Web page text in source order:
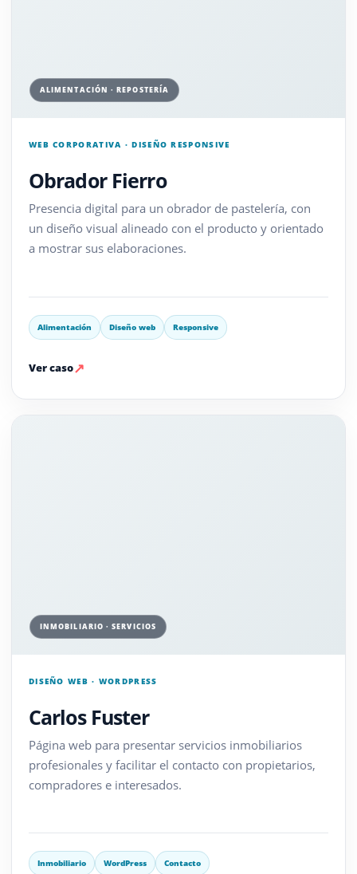
ALIMENTACIÓN · REPOSTERÍA
WEB CORPORATIVA · DISEÑO RESPONSIVE
Obrador Fierro
Presencia digital para un obrador de pastelería, con
un diseño visual alineado con el producto y orientado
a mostrar sus elaboraciones.
Alimentación Diseño web Responsive
Ver caso↗
INMOBILIARIO · SERVICIOS
DISEÑO WEB · WORDPRESS
Carlos Fuster
Página web para presentar servicios inmobiliarios
profesionales y facilitar el contacto con propietarios,
compradores e interesados.
Inmobiliario WordPress Contacto